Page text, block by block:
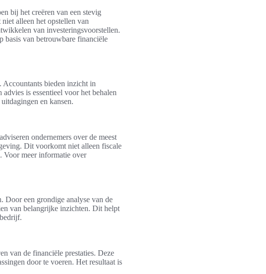
bij het creëren van een stevig
alleen het opstellen van
van investeringsvoorstellen.
basis van betrouwbare financiële
bieden inzicht in
is essentieel voor het behalen
en kansen.
ondernemers over de meest
Dit voorkomt niet alleen fiscale
Voor meer informatie over
Door een grondige analyse van de
van belangrijke inzichten. Dit helpt
van de financiële prestaties. Deze
door te voeren. Het resultaat is